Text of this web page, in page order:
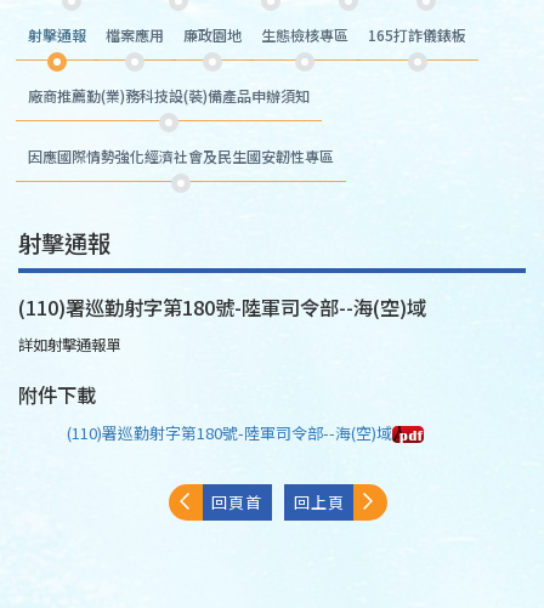
射擊通報 檔案應用 廉政園地 生態檢核專區 165打詐儀錶板
廠商推薦勤(業)務科技設(裝)備產品申辦須知
因應國際情勢強化經濟社會及民生國安韌性專區
射擊通報
(110)署巡勤射字第180號-陸軍司令部--海(空)域
詳如射擊通報單
附件下載
(110)署巡勤射字第180號-陸軍司令部--海(空)域
回頁首 回上頁